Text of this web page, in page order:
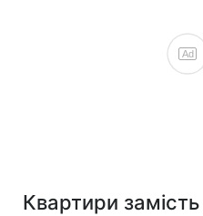
Ad
Квартири